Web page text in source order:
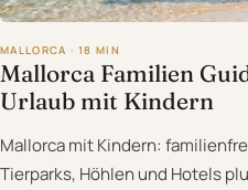
MALLORCA · 18 MIN
Mallorca Familien
Urlaub mit Kindern
Mallorca mit Kindern:
Tierparks, Höhlen und Hotels